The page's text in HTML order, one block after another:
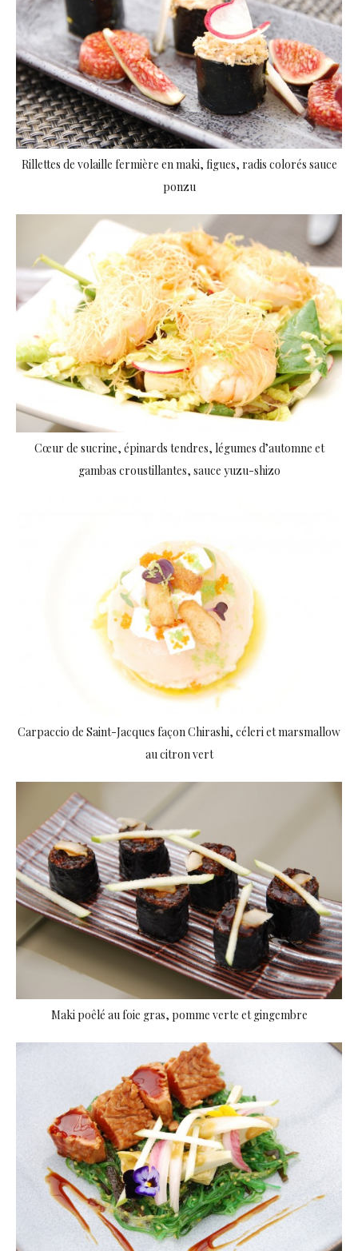
Rillettes de volaille fermière en maki, figues, radis colorés sauce
ponzu
Cœur de sucrine, épinards tendres, légumes d’automne et
gambas croustillantes, sauce yuzu-shizo
Carpaccio de Saint-Jacques façon Chirashi, céleri et marsmallow
au citron vert
Maki poêlé au foie gras, pomme verte et gingembre